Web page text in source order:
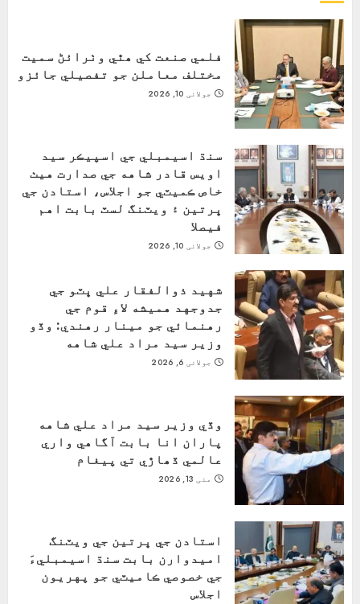
فلمي صنعت کي ھٿي وٺرائڻ سميت
مختلف معاملن جو تفصيلي جائزو
جولائی 10, 2026
سنڌ اسيمبلي جي اسپيڪر سيد
اويس قادر شاهه جي صدارت هيٺ
خاص ڪميٽي جو اجلاس، استادن جي
ڀرتين ۽ ويٽنگ لسٽ بابت اهم
فيصلا
جولائی 10, 2026
شهيد ذوالفقار علي ڀٽو جي
جدوجهد هميشه لاءِ قوم جي
رهنمائي جو مينار رهندي: وڏو
وزير سيد مراد علي شاهه
جولائی 6, 2026
وڏي وزير سيد مراد علي شاهه
پاران انا بابت آگاهي واري
عالمي ڏھاڙي تي پيغام
مئی 13, 2026
استادن جي ڀرتين جي ويٽنگ
اميدوارن بابت سنڌ اسيمبليءَ
جي خصوصي ڪاميٽي جو پهريون
اجلاس